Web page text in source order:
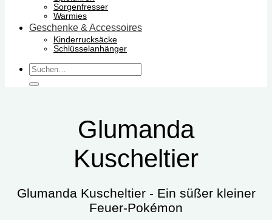
Sorgenfresser
Warmies
Geschenke & Accessoires
Kinderrucksäcke
Schlüsselanhänger
Suchen
nach:
Glumanda
Kuscheltier
Glumanda Kuscheltier - Ein süßer kleiner
Feuer-Pokémon